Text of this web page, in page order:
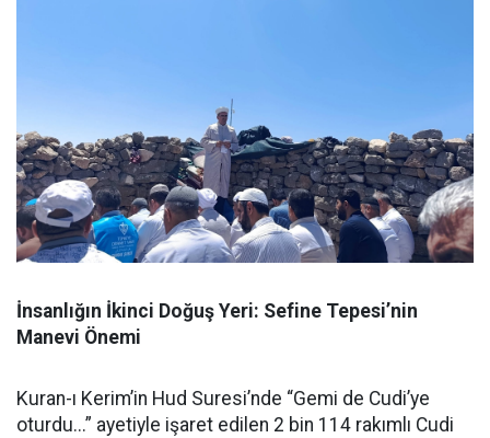
İnsanlığın İkinci Doğuş Yeri: Sefine Tepesi’nin
Manevi Önemi
Kuran-ı Kerim’in Hud Suresi’nde “Gemi de Cudi’ye
oturdu...” ayetiyle işaret edilen 2 bin 114 rakımlı Cudi